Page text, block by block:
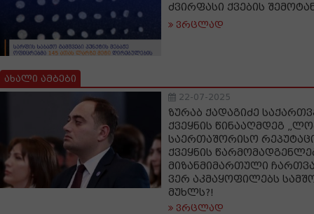
ძვირფასი ქვების
ვრცლად
ახალი ამბები
22-07-2025
ზურაბ ქადაგიძე
ქვეყნის წინააღმდეგ
საერთაშორისო
ქვეყნის
მიზანმიმართული ჩართვა
ვერ აკმაყოფილებს
მუხლს?!
ვრცლად